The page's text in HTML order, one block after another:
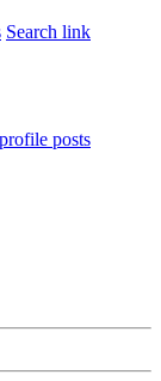
Search link
posts